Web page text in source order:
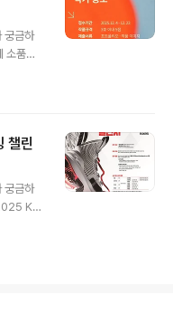
궁금하
소품전
선된
9 - 1.
로76
화) ◎
회화,
챌린
궁금하
K-
(원)생,
1월